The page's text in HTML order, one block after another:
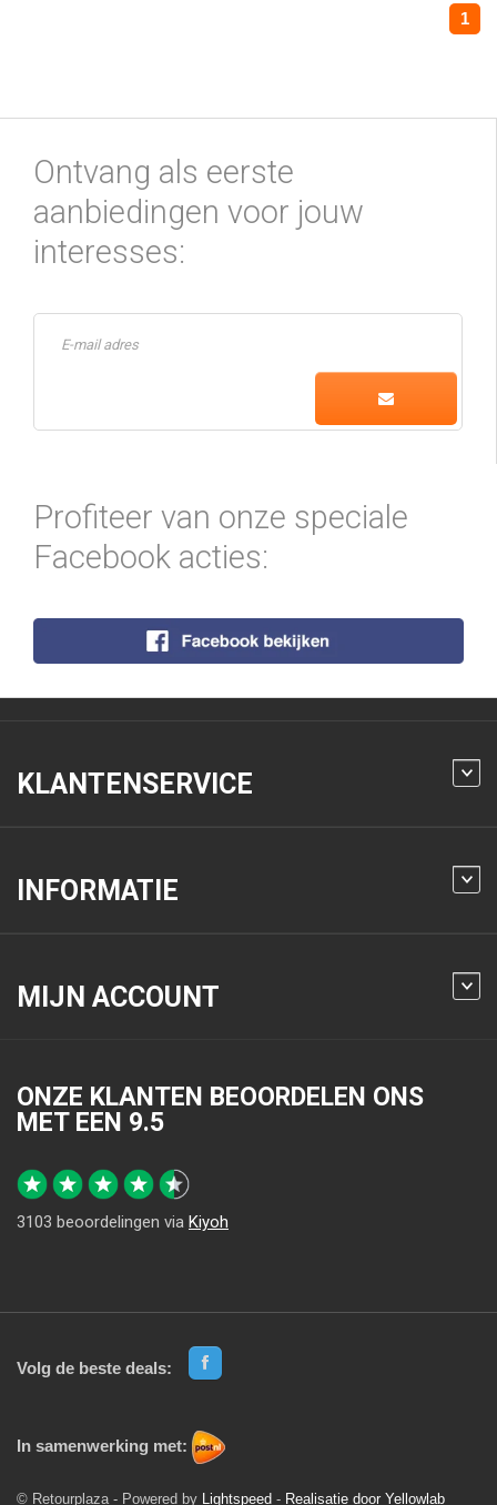
1
Ontvang als eerste
aanbiedingen voor jouw
interesses:
Profiteer van onze speciale
Facebook acties:
KLANTENSERVICE
INFORMATIE
MIJN ACCOUNT
ONZE KLANTEN BEOORDELEN ONS
MET EEN 9.5
3103 beoordelingen via Kiyoh
Volg de beste deals:
In samenwerking met:
© Retourplaza - Powered by Lightspeed - Realisatie door Yellowlab